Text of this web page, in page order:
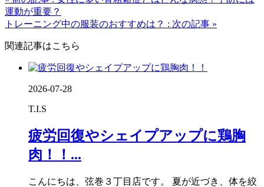
運動が重要？
トレーニング中の服装のおすすめは？ : 次の記事 »
関連記事はこちら
2026-07-28
T.I.S
疲労回復やシェイプアップに鶏胸
肉！！...
こんにちは、弦巻３丁目店です。 夏が近づき、体を絞